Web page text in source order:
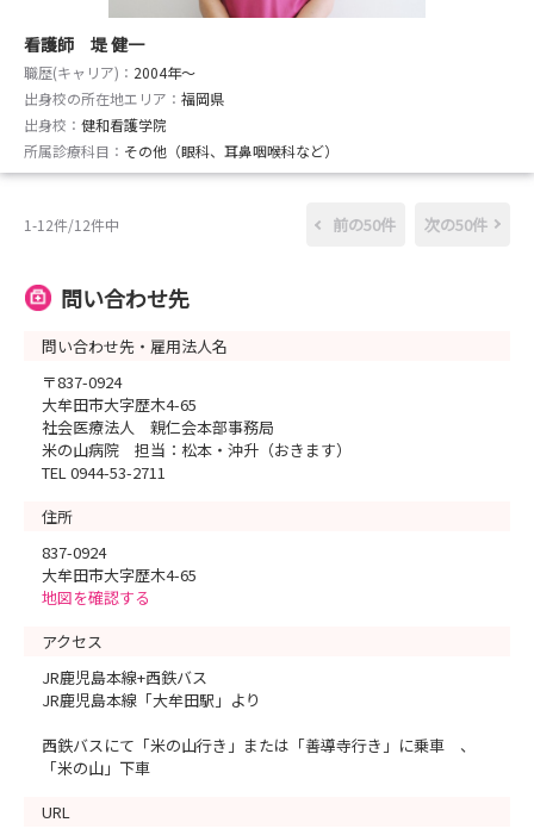
看護師 堤 健一
職歴(キャリア)： 2004年〜
出身校の所在地エリア： 福岡県
出身校： 健和看護学院
所属診療科目： その他（眼科、耳鼻咽喉科など）
1-12件/12件中 前の50件 次の50件
問い合わせ先
問い合わせ先・雇用法人名
〒837-0924
大牟田市大字歴木4-65
社会医療法人 親仁会本部事務局
米の山病院 担当：松本・沖升（おきます）
TEL 0944-53-2711
住所
837-0924
大牟田市大字歴木4-65
地図を確認する
アクセス
JR鹿児島本線+西鉄バス
JR鹿児島本線「大牟田駅」より
西鉄バスにて「米の山行き」または「善導寺行き」に乗車 、
「米の山」下車
URL